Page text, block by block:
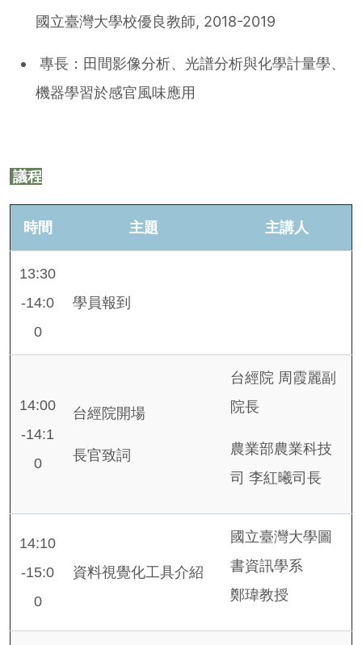
國立臺灣大學校優良教師, 2018-2019
專長：田間影像分析、光譜分析與化學計量學、
機器學習於感官風味應用
議程
時間 主題 主講人
13:30
-14:0
0
學員報到
14:00
-14:1
0
台經院開場
長官致詞
台經院 周霞麗副
院長
農業部農業科技
司 李紅曦司長
14:10
-15:0
0
資料視覺化工具介紹
國立臺灣大學圖
書資訊學系
鄭瑋教授